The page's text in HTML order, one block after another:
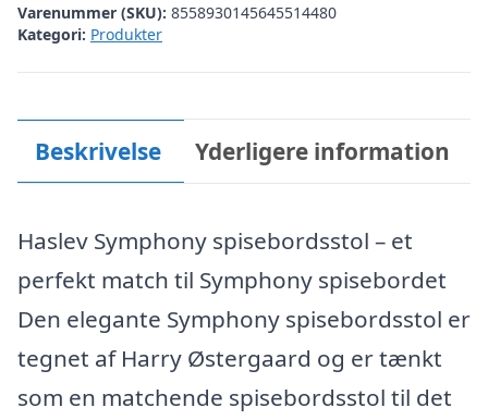
Varenummer (SKU): 8558930145645514480
Kategori: Produkter
Beskrivelse Yderligere information
Haslev Symphony spisebordsstol – et
perfekt match til Symphony spisebordet
Den elegante Symphony spisebordsstol er
tegnet af Harry Østergaard og er tænkt
som en matchende spisebordsstol til det